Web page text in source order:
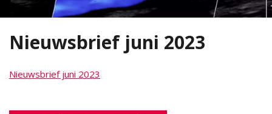
Nieuwsbrief juni 2023
Nieuwsbrief juni 2023
Documenten